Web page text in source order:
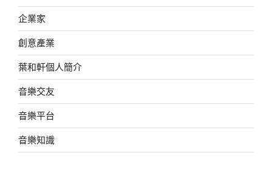
企業家
創意產業
葉和軒個人簡介
音樂交友
音樂平台
音樂知識